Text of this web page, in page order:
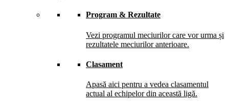
Program & Rezultate
Vezi programul meciurilor care vor urma și
rezultatele meciurilor anterioare.
Clasament
Apasă aici pentru a vedea clasamentul
actual al echipelor din această ligă.